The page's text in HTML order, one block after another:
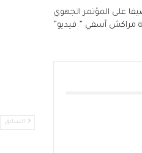
على المؤتمر الجهوي
مراكش آسفي ” فيديو”
السابق